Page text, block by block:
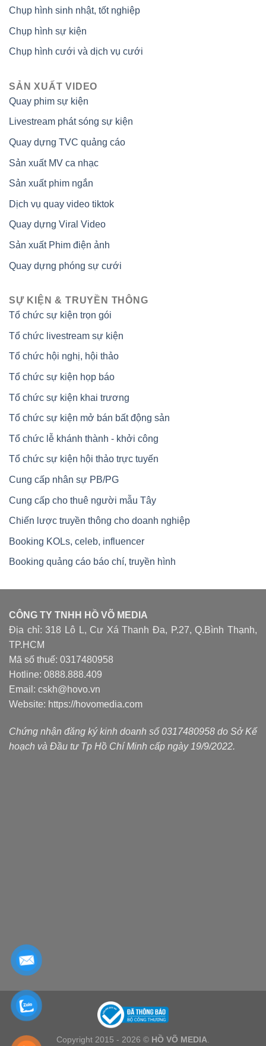
Chụp hình sinh nhật, tốt nghiệp
Chụp hình sự kiện
Chụp hình cưới và dịch vụ cưới
SẢN XUẤT VIDEO
Quay phim sự kiện
Livestream phát sóng sự kiện
Quay dựng TVC quảng cáo
Sản xuất MV ca nhạc
Sản xuất phim ngắn
Dịch vụ quay video tiktok
Quay dựng Viral Video
Sản xuất Phim điện ảnh
Quay dựng phóng sự cưới
SỰ KIỆN & TRUYỀN THÔNG
Tổ chức sự kiện trọn gói
Tổ chức livestream sự kiện
Tổ chức hội nghị, hội thảo
Tổ chức sự kiện họp báo
Tổ chức sự kiện khai trương
Tổ chức sự kiện mở bán bất động sản
Tổ chức lễ khánh thành - khởi công
Tổ chức sự kiện hội thảo trực tuyến
Cung cấp nhân sự PB/PG
Cung cấp cho thuê người mẫu Tây
Chiến lược truyền thông cho doanh nghiệp
Booking KOLs, celeb, influencer
Booking quảng cáo báo chí, truyền hình
CÔNG TY TNHH HỒ VÕ MEDIA
Địa chỉ: 318 Lô L, Cư Xá Thanh Đa, P.27, Q.Bình Thạnh,
TP.HCM
Mã số thuế: 0317480958
Hotline: 0888.888.409
Email: cskh@hovo.vn
Website: https://hovomedia.com
Chứng nhận đăng ký kinh doanh số 0317480958 do Sở Kế
hoạch và Đầu tư Tp Hồ Chí Minh cấp ngày 19/9/2022.
Copyright 2015 - 2026 © HỒ VÕ MEDIA